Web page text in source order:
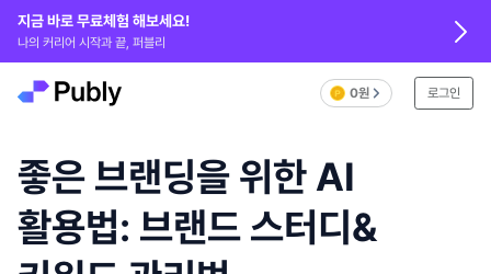
지금 바로 무료체험 해보세요!
나의 커리어 시작과 끝, 퍼블리
0원 로그인
좋은 브랜딩을 위한 AI
활용법: 브랜드 스터디&